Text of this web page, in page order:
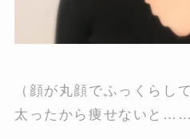
（顔が丸顔でふっくら
太ったから痩せないと……